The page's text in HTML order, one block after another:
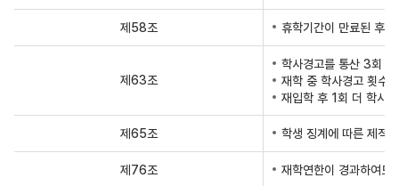
제58조 휴학기간이 만료된 후
제63조
학사경고를 통산 3회
재학 중 학사경고 횟수
재입학 후 1회 더 학사
제65조 학생 징계에 따른 제적
제76조 재학연한이 경과하여도